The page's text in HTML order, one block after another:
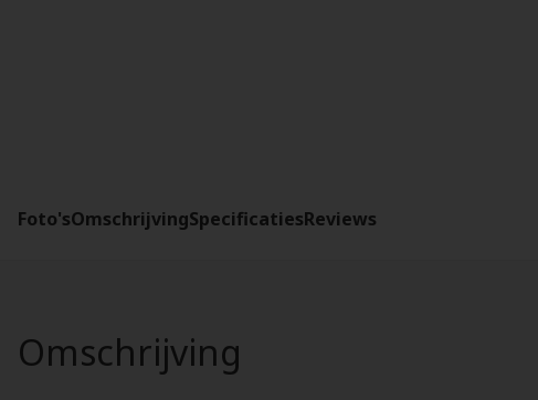
Foto'sOmschrijvingSpecificatiesReviews
Omschrijving